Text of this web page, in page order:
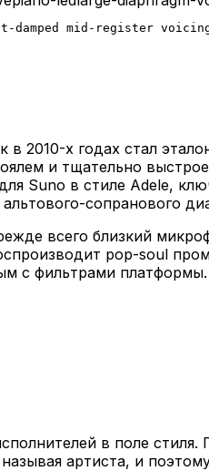
mid-register
в 2010-х годах стал
и тщательно
Suno в стиле Adele,
сопранового
всего близкий
pop-soul
с фильтрами платформы.
в поле
артиста, и